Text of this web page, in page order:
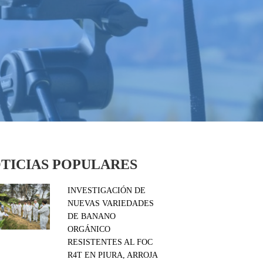
POPULARES
INVESTIGACIÓN DE
NUEVAS VARIEDADES
DE BANANO
ORGÁNICO
RESISTENTES AL FOC
R4T EN PIURA, ARROJA